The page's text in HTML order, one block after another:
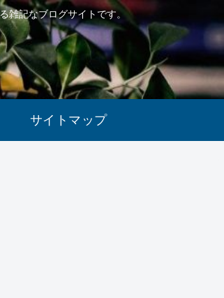
雑記なブログサイトです。
サイトマップ